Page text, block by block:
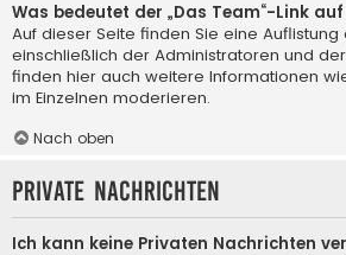
Was bedeutet der „Das Team“-Link
Auf dieser Seite finden Sie eine Auflistung
einschließlich der Administratoren und
finden hier auch weitere Informationen
im Einzelnen moderieren.
Nach oben
Private Nachrichten
Ich kann keine Privaten Nachrichten